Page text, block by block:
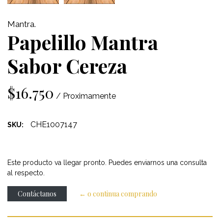
Mantra.
Papelillo Mantra
Sabor Cereza
$16.750 / Proximamente
SKU: CHE1007147
Este producto va llegar pronto. Puedes enviarnos una consulta
al respecto.
Contáctanos ← o continua comprando